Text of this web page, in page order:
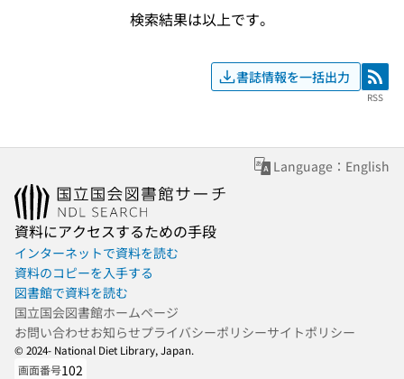
検索結果は以上です。
書誌情報を一括出力 RSS
RSS
Language：English
資料にアクセスするための手段
インターネットで資料を読む
資料のコピーを入手する
図書館で資料を読む
国立国会図書館ホームページ
お問い合わせお知らせプライバシーポリシーサイトポリシー
© 2024- National Diet Library, Japan.
画面番号102